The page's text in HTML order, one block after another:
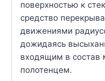
поверхностью к
средство
движениями
дожидаясь
входящим в состав
полотенцем.